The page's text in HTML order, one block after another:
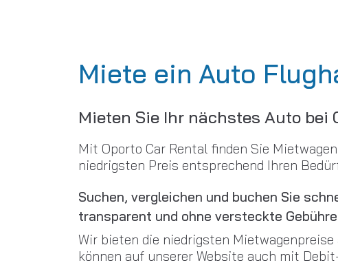
Miete ein Auto
Mieten Sie Ihr nächstes Auto bei
Mit Oporto Car Rental finden Sie
niedrigsten Preis entsprechend Ihren
Suchen, vergleichen und buchen Sie
transparent und ohne versteckte
Wir bieten die niedrigsten
können auf unserer Website auch mit